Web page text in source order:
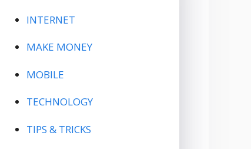
INTERNET
MAKE MONEY
MOBILE
TECHNOLOGY
TIPS & TRICKS